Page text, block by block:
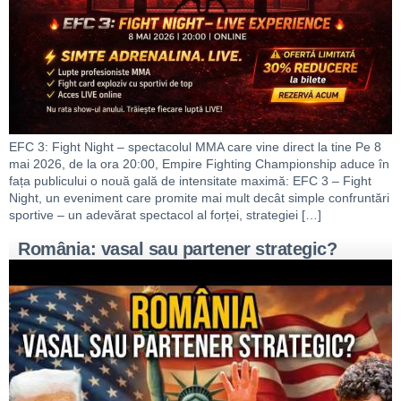
EFC 3: Fight Night – spectacolul MMA care vine direct la tine Pe 8
mai 2026, de la ora 20:00, Empire Fighting Championship aduce în
fața publicului o nouă gală de intensitate maximă: EFC 3 – Fight
Night, un eveniment care promite mai mult decât simple confruntări
sportive – un adevărat spectacol al forței, strategiei […]
România: vasal sau partener strategic?